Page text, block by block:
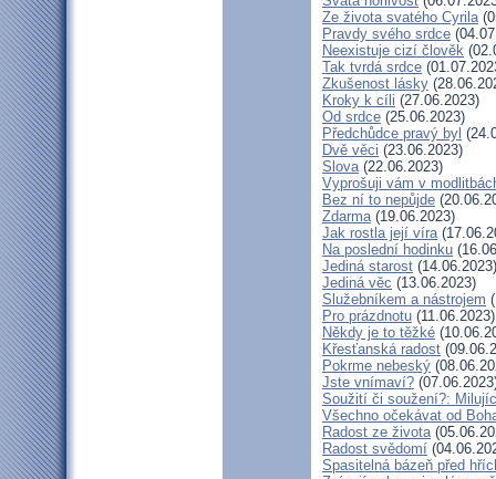
Ze života svatého Cyrila
Pravdy svého srdce
Neexistuje cizí člověk
Tak tvrdá srdce
Zkušenost lásky
Kroky k cíli (27.06.2023)
Od srdce (25.06.2023)
Předchůdce pravý byl
Dvě věci (23.06.2023)
Slova(22.06.2023)
Vyprošuji vám v
Bez ní to nepůjde
Zdarma(19.06.2023)
Jak rostla její víra
Na poslední hodinku
Jediná starost (14.06.2023)
Jediná věc (13.06.2023)
Služebníkem a nástrojem
Pro prázdnotu (11.06.2023)
Někdy je to těžké
Křesťanská radost
Pokrme nebeský
Jste vnímaví?
Soužití či soužení?:
Všechno očekávat od
Radost ze života
Radost svědomí
Spasitelná bázeň před